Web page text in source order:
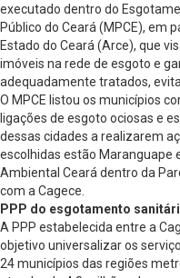
executado dentro do
Público do Ceará (MPCE), em
Estado do Ceará (Arce), que
imóveis na rede de esgoto e
adequadamente tratados,
O MPCE listou os municípios
ligações de esgoto ociosas e
dessas cidades a realizarem
escolhidas estão Maranguape
Ambiental Ceará dentro da
com a Cagece.
PPP do esgotamento
A PPP estabelecida entre a
objetivo universalizar os
24 municípios das regiões